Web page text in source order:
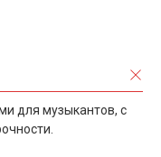
для музыкантов, с